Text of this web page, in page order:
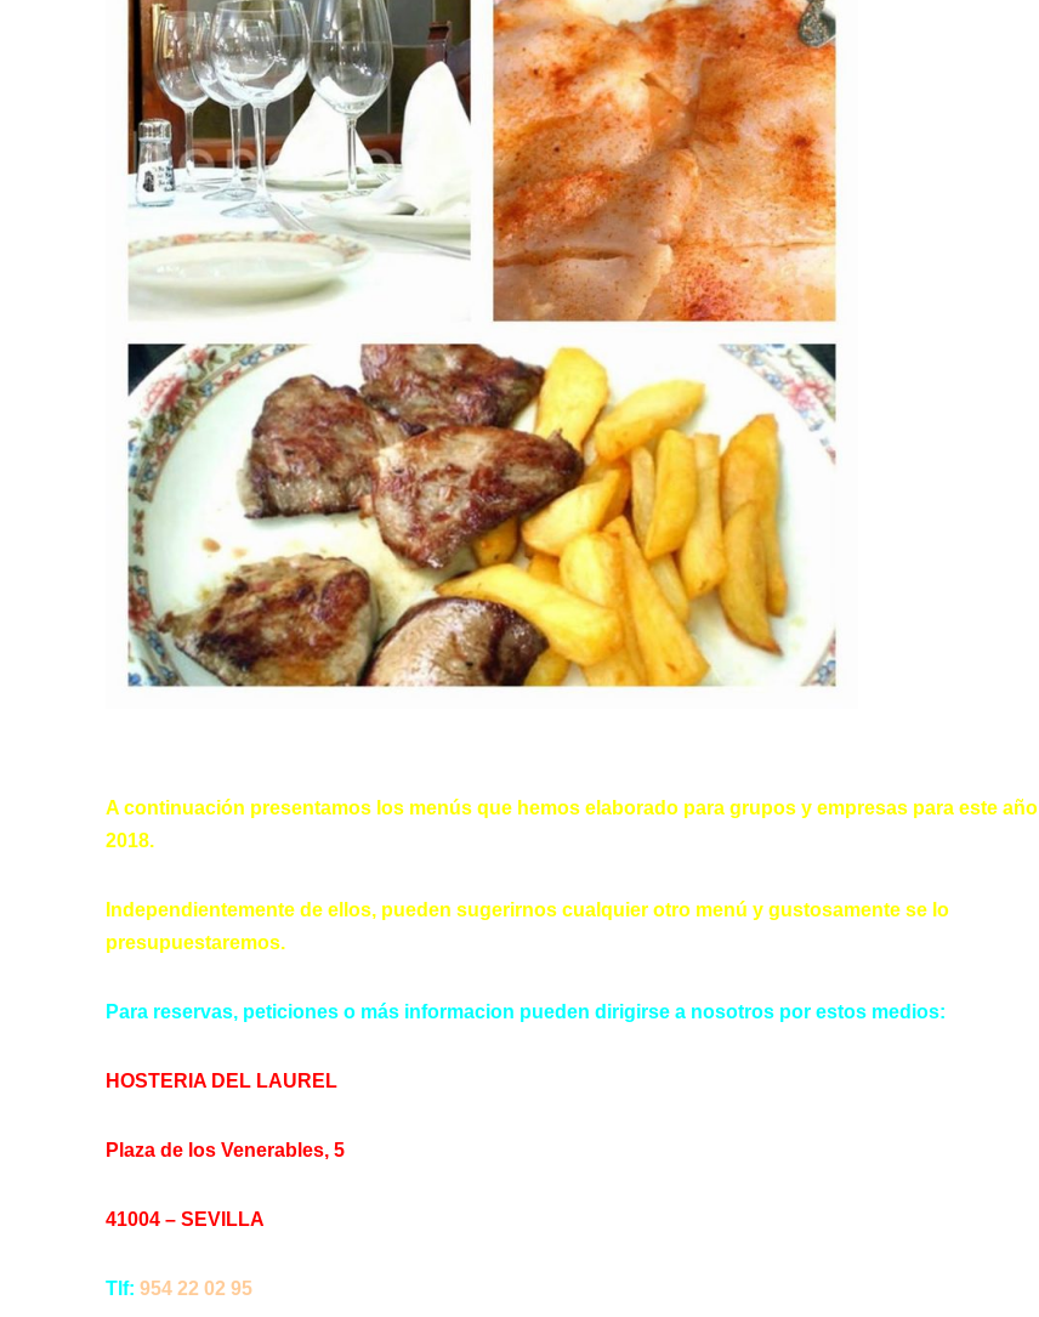
A continuación presentamos los menús que hemos elaborado para grupos y empresas para este año
2018.
Independientemente de ellos, pueden sugerirnos cualquier otro menú y gustosamente se lo
presupuestaremos.
Para reservas, peticiones o más informacion pueden dirigirse a nosotros por estos medios:
HOSTERIA DEL LAUREL
Plaza de los Venerables, 5
41004 – SEVILLA
Tlf: 954 22 02 95